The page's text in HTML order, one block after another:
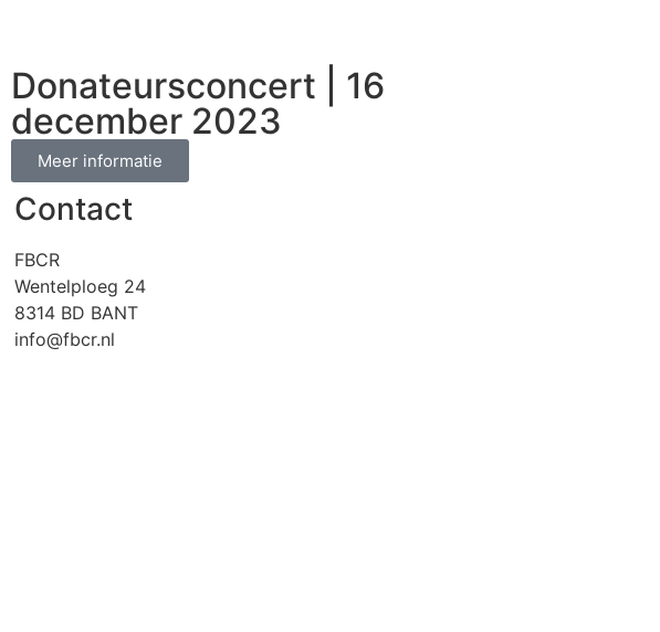
Donateursconcert | 16
december 2023
Meer informatie
Contact
FBCR
Wentelploeg 24
8314 BD BANT
info@fbcr.nl